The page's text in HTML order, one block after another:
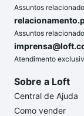
Assuntos
Assuntos
Atendimento
Sobre a Loft
Central de Ajuda
Como vender